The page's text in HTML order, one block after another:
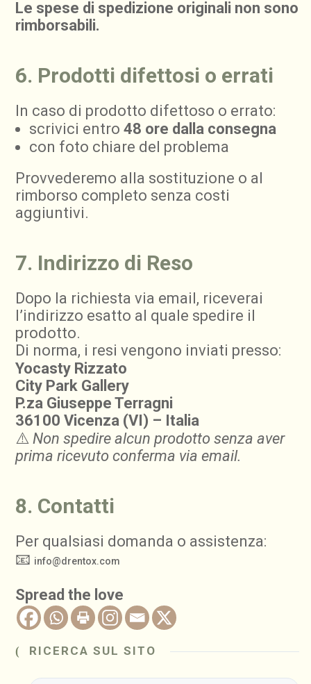
Le spese di spedizione originali non sono
rimborsabili.
6. Prodotti difettosi o errati
In caso di prodotto difettoso o errato:
scrivici entro 48 ore dalla consegna
con foto chiare del problema
Provvederemo alla sostituzione o al
rimborso completo senza costi
aggiuntivi.
7. Indirizzo di Reso
Dopo la richiesta via email, riceverai
l’indirizzo esatto al quale spedire il
prodotto.
Di norma, i resi vengono inviati presso:
Yocasty Rizzato
City Park Gallery
P.za Giuseppe Terragni
36100 Vicenza (VI) – Italia
⚠️ Non spedire alcun prodotto senza aver
prima ricevuto conferma via email.
8. Contatti
Per qualsiasi domanda o assistenza:
📧 info@drentox.com
Spread the love
RICERCA SUL SITO